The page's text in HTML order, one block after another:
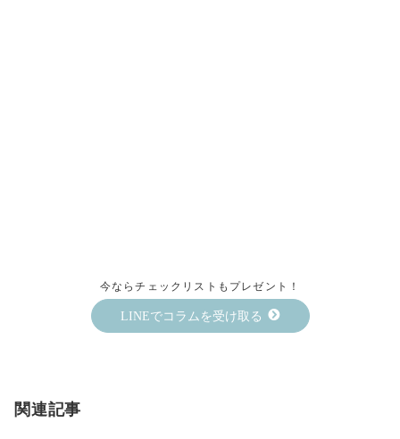
今ならチェックリストもプレゼント！
LINEでコラムを受け取る
関連記事